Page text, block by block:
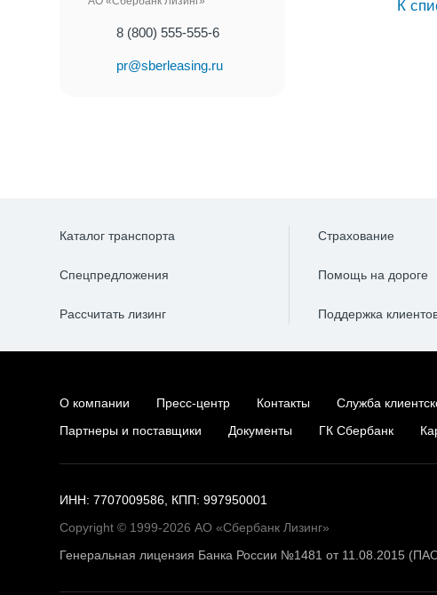
8 (800) 555-555-6
pr@sberleasing.ru
К
Каталог транспорта
Спецпредложения
Рассчитать лизинг
Страхование
Помощь на дороге
Поддержка
О компании Пресс-центр Контакты Служба
Партнеры и поставщики
Документы ГК Сбербанк
ИНН: 7707009586, КПП: 997950001
Copyright © 1999-2026 АО «Сбербанк Лизинг»
Генеральная лицензия Банка России №1481 от 11.08.2015